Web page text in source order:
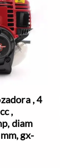
, 4
,
diam
gx-